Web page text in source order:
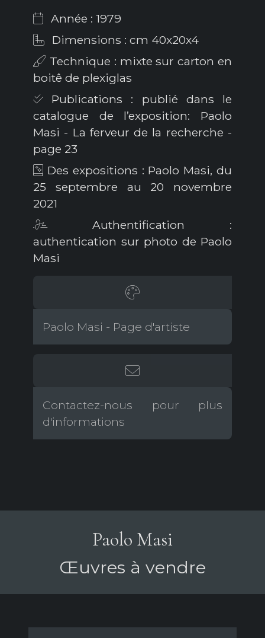
Année : 1979
Dimensions : cm 40x20x4
Technique : mixte sur carton en
boitê de plexiglas
Publications : publié dans le
catalogue de l’exposition: Paolo
Masi - La ferveur de la recherche -
page 23
Des expositions : Paolo Masi, du
25 septembre au 20 novembre
2021
Authentification :
authentication sur photo de Paolo
Masi
Paolo Masi - Page d'artiste
Contactez-nous pour plus
d'informations
Paolo Masi
Œuvres à vendre